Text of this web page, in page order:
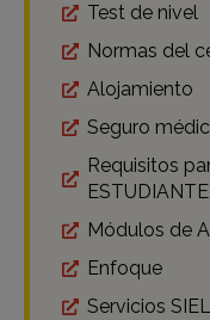
Test de nivel
Normas del
Alojamiento
Seguro
Requisitos
Módulos de
Enfoque
Servicios